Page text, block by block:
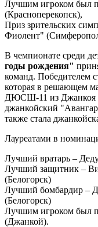
Лучшим игроком был
(Красноперекопск),
Приз зрительских
Фиолент"
В чемпионате среди
годы рождения"
команд. Победителем
которая в решающем
ДЮСШ-11 из Джанкоя
джанкойский
также стала
Лауреатами в
Лучший вратарь –
Лучший защитник –
(Белогорск)
Лучший бомбардир –
(Белогорск)
Лучшим игроком был
(Джанкой).